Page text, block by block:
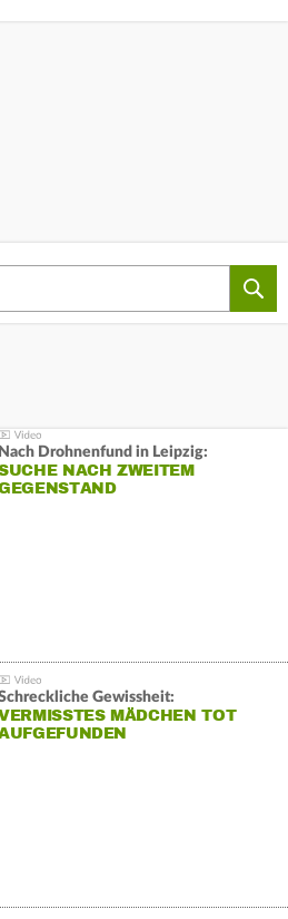
Nach Drohnenfund in Leipzig:
NACH ZWEITEM
Gewissheit:
MÄDCHEN TOT